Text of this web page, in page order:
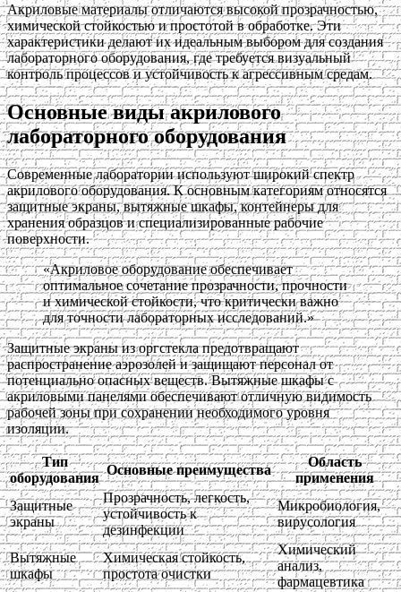
Акриловые материалы отличаются высокой прозрачностью,
химической стойкостью и простотой в обработке. Эти
характеристики делают их идеальным выбором для создания
лабораторного оборудования, где требуется визуальный
контроль процессов и устойчивость к агрессивным средам.
Основные виды акрилового
лабораторного оборудования
Современные лаборатории используют широкий спектр
акрилового оборудования. К основным категориям относятся
защитные экраны, вытяжные шкафы, контейнеры для
хранения образцов и специализированные рабочие
поверхности.
«Акриловое оборудование обеспечивает
оптимальное сочетание прозрачности, прочности
и химической стойкости, что критически важно
для точности лабораторных исследований.»
Защитные экраны из оргстекла предотвращают
распространение аэрозолей и защищают персонал от
потенциально опасных веществ. Вытяжные шкафы с
акриловыми панелями обеспечивают отличную видимость
рабочей зоны при сохранении необходимого уровня
изоляции.
Тип
оборудования
Основные преимущества
Область
применения
Защитные
экраны
Прозрачность, легкость,
устойчивость к
дезинфекции
Микробиология,
вирусология
Вытяжные
шкафы
Химическая стойкость,
простота очистки
Химический
анализ,
фармацевтика